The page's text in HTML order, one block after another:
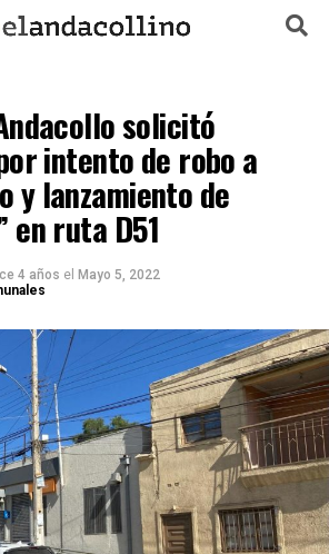
solicitó
intento de robo a
y lanzamiento de
en ruta D51
4 años el Mayo 5, 2022